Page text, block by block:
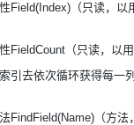
Field(Index)（只读，以
FieldCount（只读，以
引去依次循环获得每一
FindField(Name)（方